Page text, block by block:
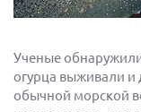
Ученые
огурца выживали и
обычной морской